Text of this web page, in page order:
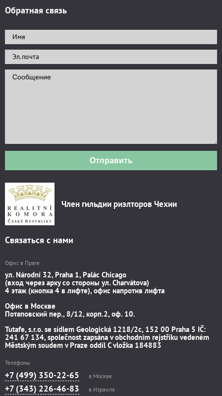
Обратная связь
Отправить
Член гильдии риэлторов Чехии
Связаться с нами
Офис в Праге
ул. Národní 32, Praha 1, Palác Chicago
(вход через арку со стороны ул. Charvátova)
4 этаж (кнопка 4 в лифте), офис напротив лифта
Офис в Москве
Потаповский пер., 8/12, корп.2, оф. 10.
Tutafe, s.r.o. se sídlem Geologická 1218/2c, 152 00 Praha 5 IČ:
241 67 134, společnost zapsána v obchodním rejstříku vedeném
Městským soudem v Praze oddíl C vložka 184883
Телефоны
+7 (499) 350-22-65 в Москве
+7 (343) 226-46-83 в Израиле